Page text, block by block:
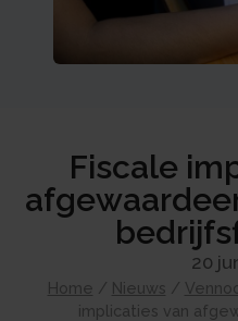
Fiscale
20
Home / Nieuws /
implicaties van